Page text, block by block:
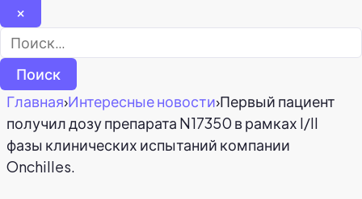
×
Найти:
Главная›Интересные новости›Первый пациент
получил дозу препарата N17350 в рамках I/II
фазы клинических испытаний компании
Onchilles.